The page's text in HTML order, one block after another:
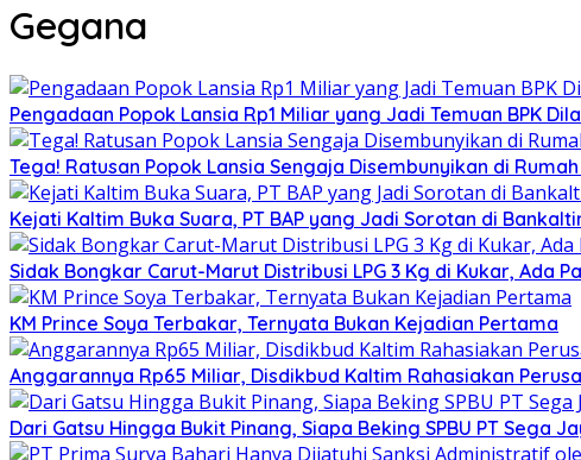
Gegana
Pengadaan Popok Lansia Rp1 Miliar yang Jadi Temuan BPK
Tega! Ratusan Popok Lansia Sengaja Disembunyikan di
Kejati Kaltim Buka Suara, PT BAP yang Jadi Sorotan di
Sidak Bongkar Carut-Marut Distribusi LPG 3 Kg di Kukar, Ada
KM Prince Soya Terbakar, Ternyata Bukan Kejadian Pertama
Anggarannya Rp65 Miliar, Disdikbud Kaltim Rahasiakan
Dari Gatsu Hingga Bukit Pinang, Siapa Beking SPBU PT Sega